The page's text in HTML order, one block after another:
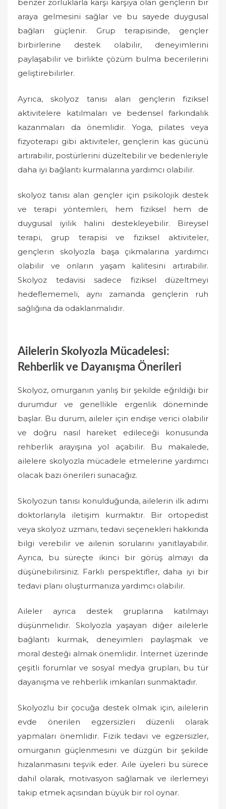
benzer zorluklarla karşı karşıya olan gençlerin bir
araya gelmesini sağlar ve bu sayede duygusal
bağları güçlenir. Grup terapisinde, gençler
birbirlerine destek olabilir, deneyimlerini
paylaşabilir ve birlikte çözüm bulma becerilerini
geliştirebilirler.
Ayrıca, skolyoz tanısı alan gençlerin fiziksel
aktivitelere katılmaları ve bedensel farkındalık
kazanmaları da önemlidir. Yoga, pilates veya
fizyoterapi gibi aktiviteler, gençlerin kas gücünü
artırabilir, postürlerini düzeltebilir ve bedenleriyle
daha iyi bağlantı kurmalarına yardımcı olabilir.
skolyoz tanısı alan gençler için psikolojik destek
ve terapi yöntemleri, hem fiziksel hem de
duygusal iyilik halini destekleyebilir. Bireysel
terapi, grup terapisi ve fiziksel aktiviteler,
gençlerin skolyozla başa çıkmalarına yardımcı
olabilir ve onların yaşam kalitesini artırabilir.
Skolyoz tedavisi sadece fiziksel düzeltmeyi
hedeflememeli, aynı zamanda gençlerin ruh
sağlığına da odaklanmalıdır.
Ailelerin Skolyozla Mücadelesi:
Rehberlik ve Dayanışma Önerileri
Skolyoz, omurganın yanlış bir şekilde eğrildiği bir
durumdur ve genellikle ergenlik döneminde
başlar. Bu durum, aileler için endişe verici olabilir
ve doğru nasıl hareket edileceği konusunda
rehberlik arayışına yol açabilir. Bu makalede,
ailelere skolyozla mücadele etmelerine yardımcı
olacak bazı önerileri sunacağız.
Skolyozun tanısı konulduğunda, ailelerin ilk adımı
doktorlarıyla iletişim kurmaktır. Bir ortopedist
veya skolyoz uzmanı, tedavi seçenekleri hakkında
bilgi verebilir ve ailenin sorularını yanıtlayabilir.
Ayrıca, bu süreçte ikinci bir görüş almayı da
düşünebilirsiniz. Farklı perspektifler, daha iyi bir
tedavi planı oluşturmanıza yardımcı olabilir.
Aileler ayrıca destek gruplarına katılmayı
düşünmelidir. Skolyozla yaşayan diğer ailelerle
bağlantı kurmak, deneyimleri paylaşmak ve
moral desteği almak önemlidir. İnternet üzerinde
çeşitli forumlar ve sosyal medya grupları, bu tür
dayanışma ve rehberlik imkanları sunmaktadır.
Skolyozlu bir çocuğa destek olmak için, ailelerin
evde önerilen egzersizleri düzenli olarak
yapmaları önemlidir. Fizik tedavi ve egzersizler,
omurganın güçlenmesini ve düzgün bir şekilde
hizalanmasını teşvik eder. Aile üyeleri bu sürece
dahil olarak, motivasyon sağlamak ve ilerlemeyi
takip etmek açısından büyük bir rol oynar.